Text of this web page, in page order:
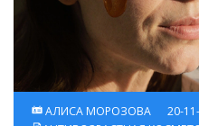
АЛИСА МОРОЗОВА
20-